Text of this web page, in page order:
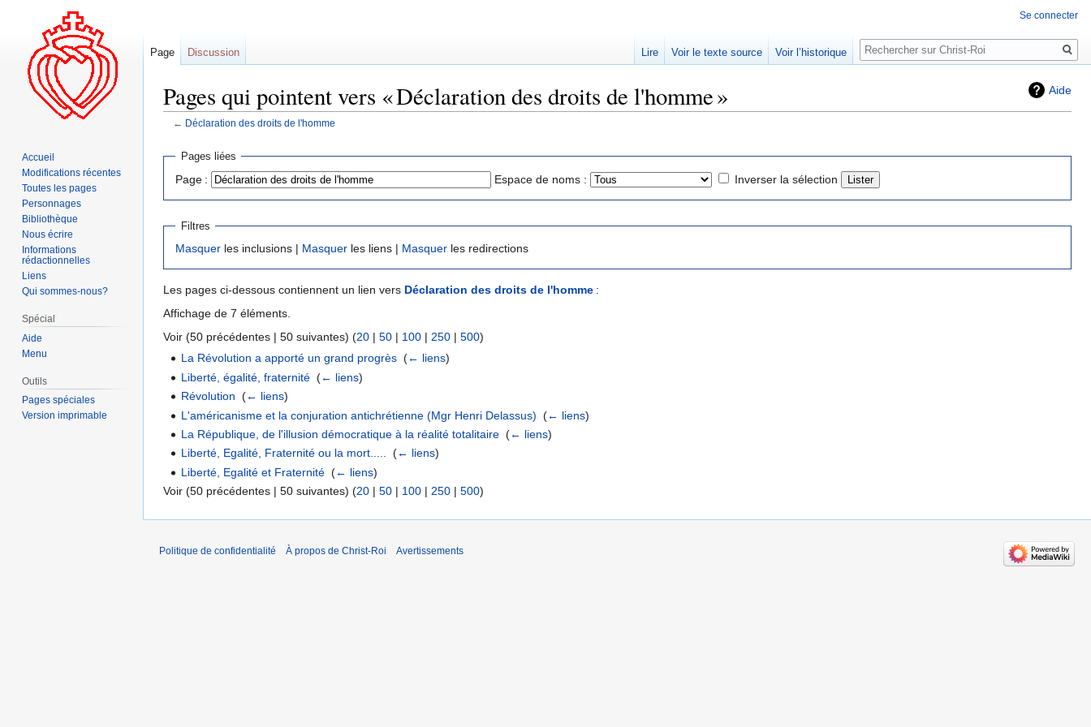
Aide
Pages qui pointent vers « Déclaration des droits de l'homme »
← Déclaration des droits de l'homme
Aller
navigation
Aller
recherche
Pages liées
Page : Espace de noms : Inverser la sélection
Filtres
Masquer les inclusions | Masquer les liens | Masquer les redirections
Les pages ci-dessous contiennent un lien vers Déclaration des droits de l'homme :
Affichage de 7 éléments.
Voir (50 précédentes | 50 suivantes) (20 | 50 | 100 | 250 | 500)
La Révolution a apporté un grand progrès ‎(← liens)
Liberté, égalité, fraternité ‎(← liens)
Révolution ‎(← liens)
L'américanisme et la conjuration antichrétienne (Mgr Henri Delassus) ‎(← liens)
La République, de l'illusion démocratique à la réalité totalitaire ‎(← liens)
Liberté, Egalité, Fraternité ou la mort..... ‎(← liens)
Liberté, Egalité et Fraternité ‎(← liens)
Voir (50 précédentes | 50 suivantes) (20 | 50 | 100 | 250 | 500)
Se connecter
Page Discussion Lire Voir le texte source Voir l’historique
Rechercher
Accueil
Modifications récentes
Toutes les pages
Personnages
Bibliothèque
Nous écrire
Informations
rédactionnelles
Liens
Qui sommes-nous?
Spécial
Aide
Menu
Outils
Pages spéciales
Version imprimable
Politique de confidentialité À propos de Christ-Roi Avertissements